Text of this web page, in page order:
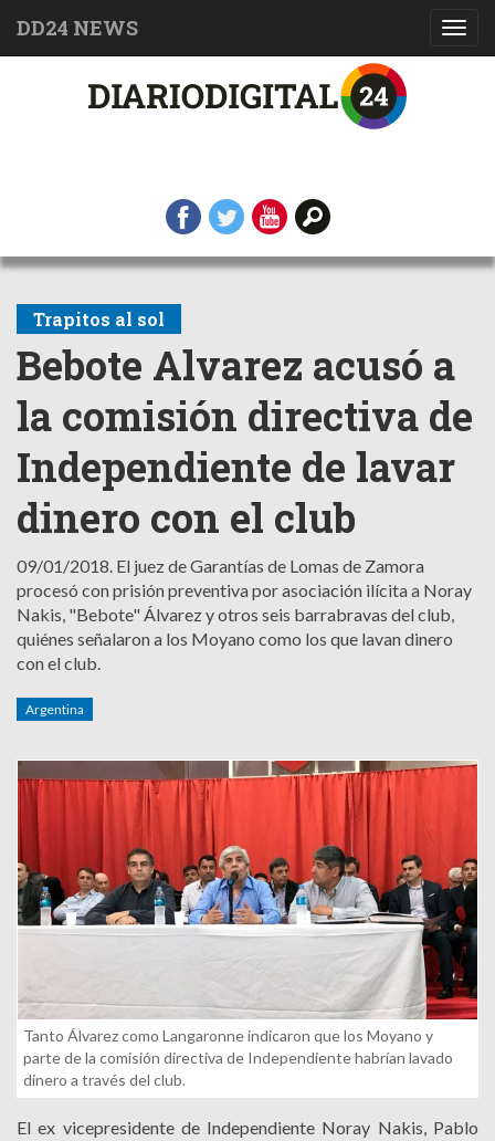
DD24 NEWS
Trapitos al sol
Bebote Alvarez acusó a
la comisión directiva de
Independiente de lavar
dinero con el club
09/01/2018. El juez de Garantías de Lomas de Zamora
procesó con prisión preventiva por asociación ilícita a Noray
Nakis, "Bebote" Álvarez y otros seis barrabravas del club,
quiénes señalaron a los Moyano como los que lavan dinero
con el club.
Argentina
Tanto Álvarez como Langaronne indicaron que los Moyano y
parte de la comisión directiva de Independiente habrían lavado
dinero a través del club.
El ex vicepresidente de Independiente Noray Nakis, Pablo